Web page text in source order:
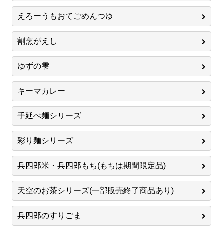
えろーうもおてごめんつゆ
割烹がえし
ゆずの雫
キーマカレー
手延べ麺シリーズ
彩り麺シリーズ
兵四郎米・兵四郎もち(もちは期間限定品)
天空のお茶シリーズ(一部販売終了商品あり)
兵四郎のすりごま